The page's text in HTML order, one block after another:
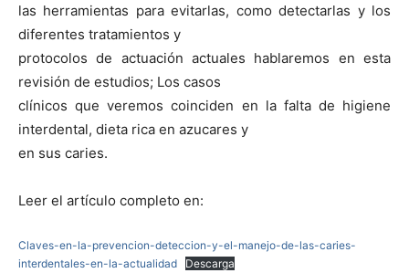
las herramientas para evitarlas, como detectarlas y los
diferentes tratamientos y
protocolos de actuación actuales hablaremos en esta
revisión de estudios; Los casos
clínicos que veremos coinciden en la falta de higiene
interdental, dieta rica en azucares y
en sus caries.
Leer el artículo completo en:
Claves-en-la-prevencion-deteccion-y-el-manejo-de-las-caries-
interdentales-en-la-actualidad
Descarga